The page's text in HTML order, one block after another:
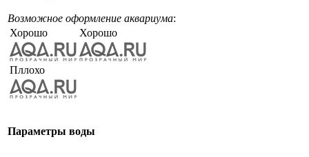
Возможное оформление аквариума:
Хорошо
Хорошо
Пллохо
Параметры воды